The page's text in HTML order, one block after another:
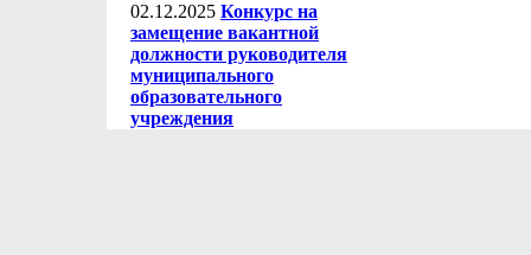
02.12.2025 Конкурс на
замещение вакантной
должности руководителя
муниципального
образовательного
учреждения